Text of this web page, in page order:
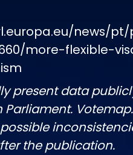
news/
more-flexible-
present data
Parliament.
the publication.